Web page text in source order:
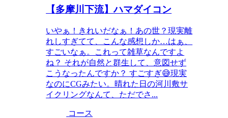
【多摩川下流】ハマダイコン
いやぁ！きれいだなぁ！あの世？現実離
れしすぎてて、こんな感想しか…はぁ、
すごいなぁ。これって雑草なんですよ
ね？ それが自然と群生して、意図せず
こうなったんですか？ すごすぎ😅現実
なのにCGみたい。晴れた日の河川敷サ
イクリングなんて、ただでさ...
コース